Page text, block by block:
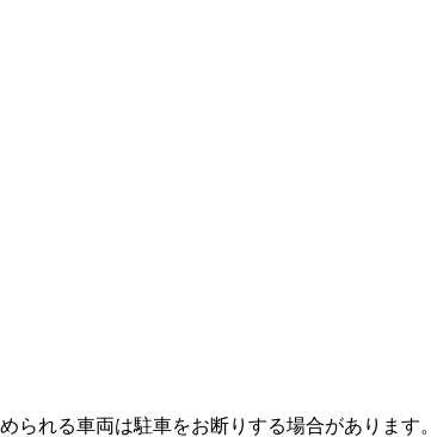
れる車両は駐車をお断りする場合があります。